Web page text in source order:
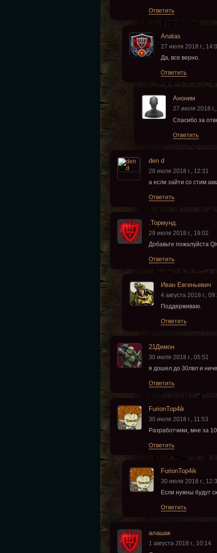
Ответить
Anatas
27 июля 2018 г.,
Да, все верно.
Ответить
Аноним
27 июля 2018
Спасибо за
Ответить
den d
28 июля 2018 г., 12:31
а если зайти со стим
Ответить
.Тормунд.
29 июля 2018 г., 19:02
Добавьте пожалуйста
Ответить
Иван Евгеньевич
4 августа 2018 г.,
Поддерживаю.
Ответить
21Демон
30 июля 2018 г., 05:51
я дошел до 30лвл и
Ответить
FurionTop4ik
30 июля 2018 г., 11:53
Разработчики, мне за
Ответить
FurionTop4ik
30 июля 2018 г.,
Если нужны будут
Ответить
алашак
1 августа 2018 г., 10:14